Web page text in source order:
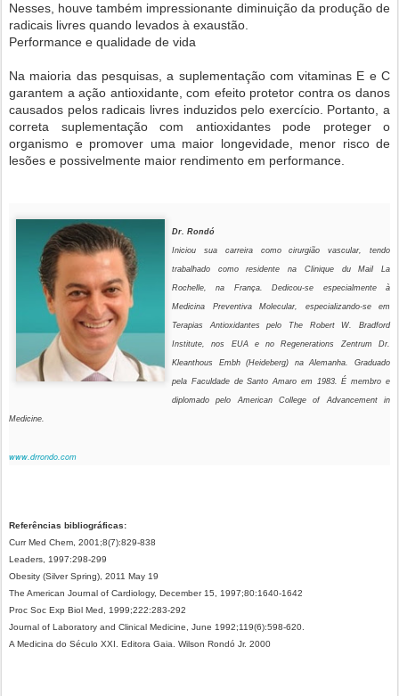
Nesses, houve também impressionante diminuição da produção de
radicais livres quando levados à exaustão.
Performance e qualidade de vida
Na maioria das pesquisas, a suplementação com vitaminas E e C
garantem a ação antioxidante, com efeito protetor contra os danos
causados pelos radicais livres induzidos pelo exercício. Portanto, a
correta suplementação com antioxidantes pode proteger o
organismo e promover uma maior longevidade, menor risco de
lesões e possivelmente maior rendimento em performance.
Dr. Rondó
Iniciou sua carreira como cirurgião vascular, tendo
trabalhado como residente na Clinique du Mail La
Rochelle, na França. Dedicou-se especialmente à
Medicina Preventiva Molecular, especializando-se em
Terapias Antioxidantes pelo The Robert W. Bradford
Institute, nos EUA e no Regenerations Zentrum Dr.
Kleanthous Embh (Heideberg) na Alemanha. Graduado
pela Faculdade de Santo Amaro em 1983. É membro e
diplomado pelo American College of Advancement in
Medicine.
www.drrondo.com
Referências bibliográficas:
Curr Med Chem, 2001;8(7):829-838
Leaders, 1997:298-299
Obesity (Silver Spring), 2011 May 19
The American Journal of Cardiology, December 15, 1997;80:1640-1642
Proc Soc Exp Biol Med, 1999;222:283-292
Journal of Laboratory and Clinical Medicine, June 1992;119(6):598-620.
A Medicina do Século XXI. Editora Gaia. Wilson Rondó Jr. 2000